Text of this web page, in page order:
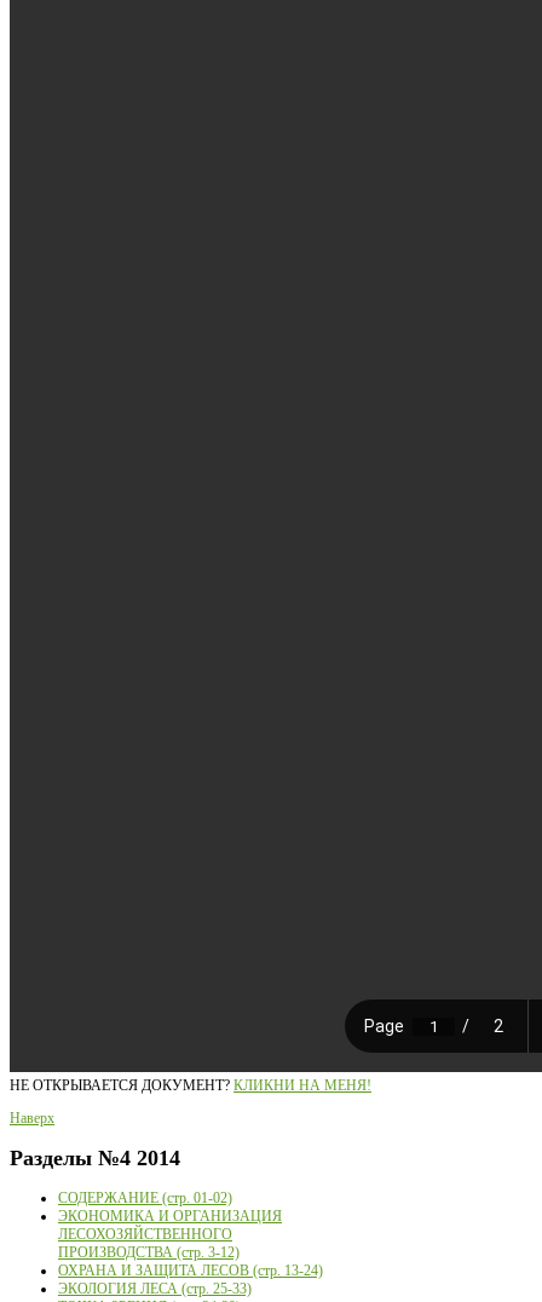
НЕ ОТКРЫВАЕТСЯ ДОКУМЕНТ? КЛИКНИ НА МЕНЯ!
Наверх
Разделы №4 2014
СОДЕРЖАНИЕ (стр. 01-02)
ЭКОНОМИКА И ОРГАНИЗАЦИЯ
ЛЕСОХОЗЯЙСТВЕННОГО
ПРОИЗВОДСТВА (стр. 3-12)
ОХРАНА И ЗАЩИТА ЛЕСОВ (стр. 13-24)
ЭКОЛОГИЯ ЛЕСА (стр. 25-33)